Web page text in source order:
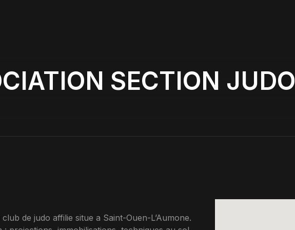
SECTION JUDO
de judo affilie situe a Saint-Ouen-L’Aumone.